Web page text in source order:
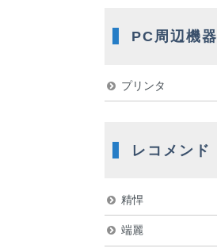
PC周辺機器
プリンタ
レコメンド
精悍
端麗